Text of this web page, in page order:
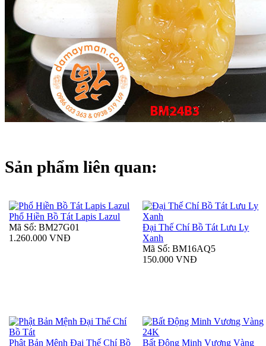
Sản phẩm liên quan:
Phổ Hiền Bồ Tát Lapis Lazul
Mã Số: BM27G01
1.260.000 VNĐ
Đại Thế Chí Bồ Tát Lưu Ly
Xanh
Mã Số: BM16AQ5
150.000 VNĐ
Phật Bản Mệnh Đại Thế Chí Bồ
Bất Động Minh Vương Vàng